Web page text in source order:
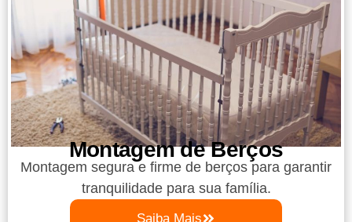
Montagem de Berços
Montagem segura e firme de berços para garantir
tranquilidade para sua família.
Saiba Mais